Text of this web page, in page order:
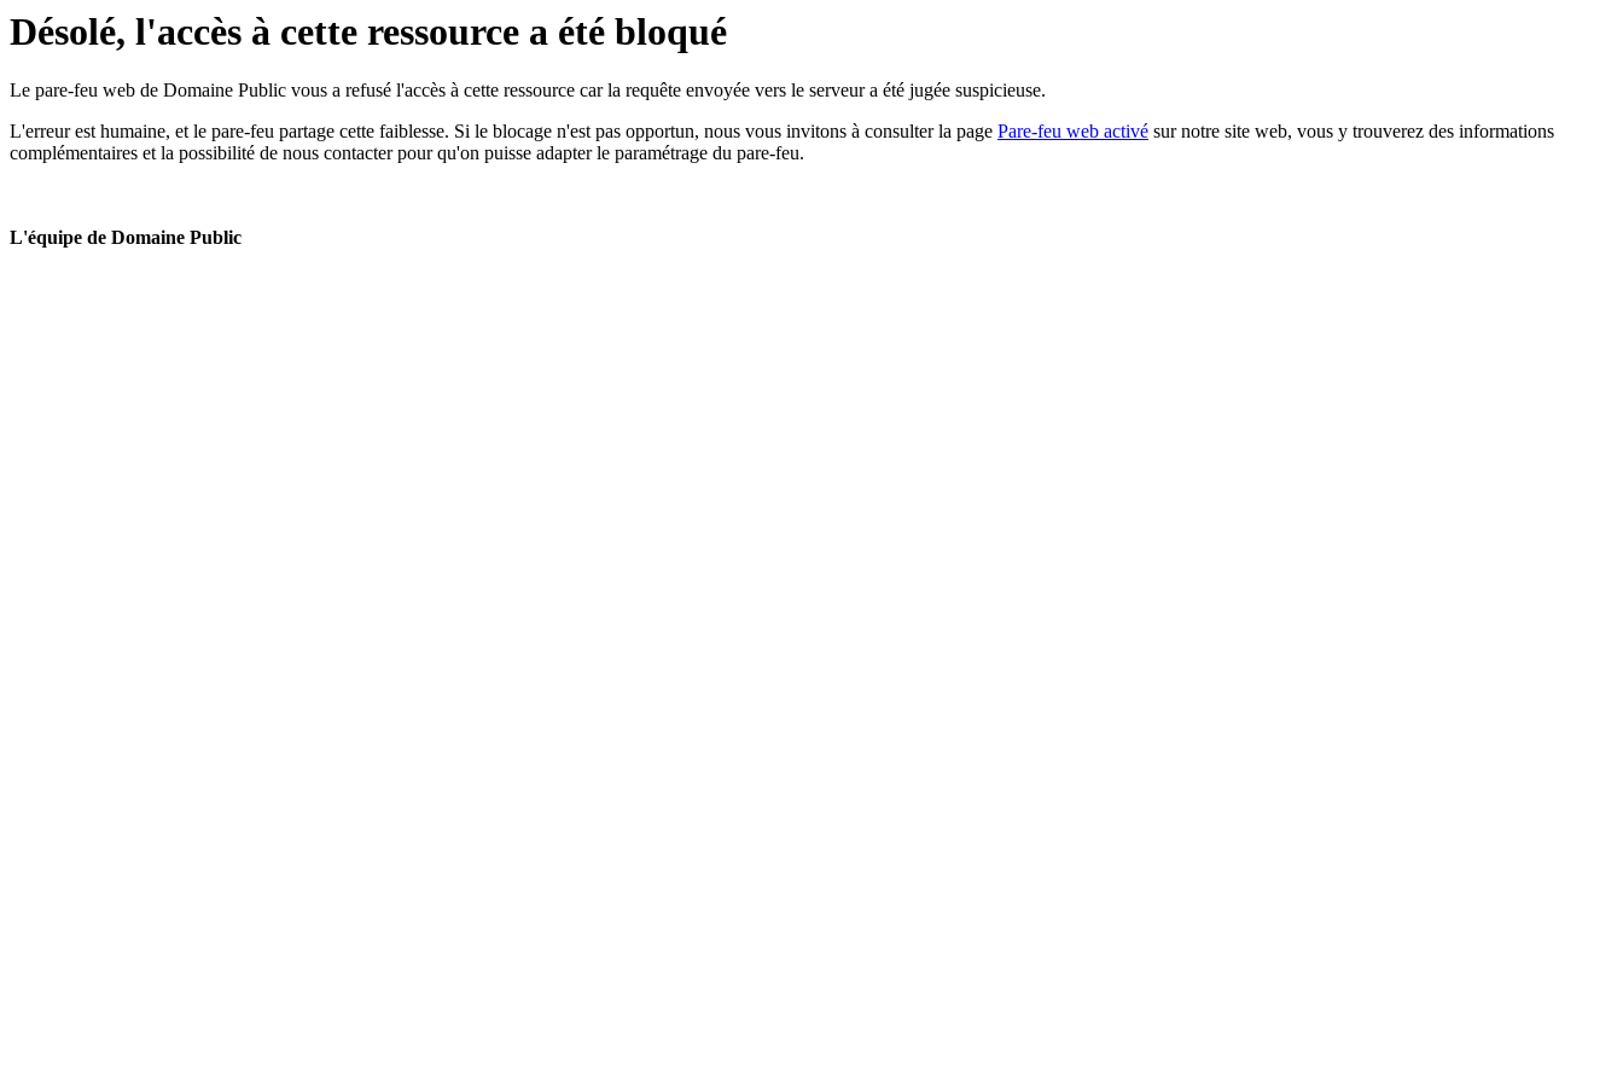
Désolé, l'accès à cette ressource a été bloqué
Le pare-feu web de Domaine Public vous a refusé l'accès à cette ressource car la requête envoyée vers le serveur a été jugée suspicieuse.
L'erreur est humaine, et le pare-feu partage cette faiblesse. Si le blocage n'est pas opportun, nous vous invitons à consulter la page Pare-feu web activé sur notre site web, vous y trouverez des informations
complémentaires et la possibilité de nous contacter pour qu'on puisse adapter le paramétrage du pare-feu.
L'équipe de Domaine Public